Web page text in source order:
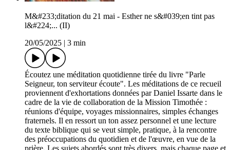
M&#233;ditation du 21 mai - Esther ne s&#039;en tint pas
l&#224;... (II)
20/05/2025
3 min
Écoutez une méditation quotidienne tirée du livre "Parle
Seigneur, ton serviteur écoute". Les méditations de ce recueil
proviennent d'exhortations données par Daniel Issarte dans le
cadre de la vie de collaboration de la Mission Timothée :
réunions d'équipe, voyages missionnaires, simples échanges
fraternels. Il en ressort un ton assez personnel et une lecture
du texte biblique qui se veut simple, pratique, à la rencontre
des préoccupations du quotidien et de l'œuvre, en vue de la